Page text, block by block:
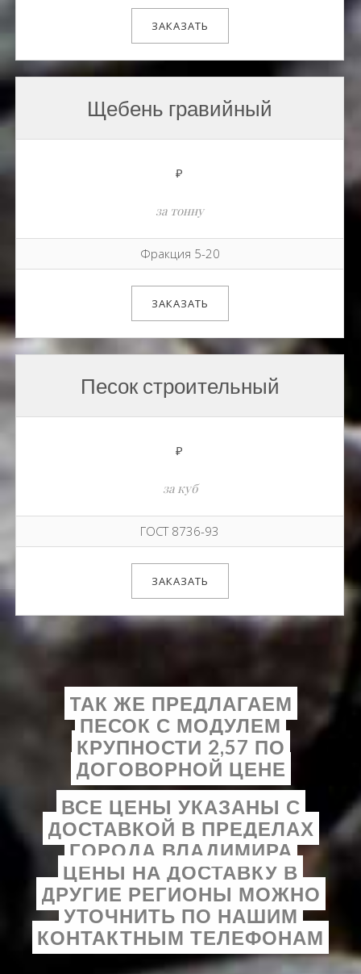
ЗАКАЗАТЬ
Щебень гравийный
₽
за тонну
Фракция 5-20
ЗАКАЗАТЬ
Песок строительный
₽
за куб
ГОСТ 8736-93
ЗАКАЗАТЬ
ТАК ЖЕ ПРЕДЛАГАЕМ
ПЕСОК С МОДУЛЕМ
КРУПНОСТИ 2,57 ПО
ДОГОВОРНОЙ ЦЕНЕ
ВСЕ ЦЕНЫ УКАЗАНЫ С
ДОСТАВКОЙ В ПРЕДЕЛАХ
ГОРОДА ВЛАДИМИРА
ЦЕНЫ НА ДОСТАВКУ В
ДРУГИЕ РЕГИОНЫ МОЖНО
УТОЧНИТЬ ПО НАШИМ
КОНТАКТНЫМ ТЕЛЕФОНАМ